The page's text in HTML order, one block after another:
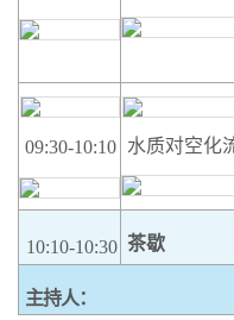
09:30-10:10 水质对空化
10:10-10:30 茶歇
主持人：